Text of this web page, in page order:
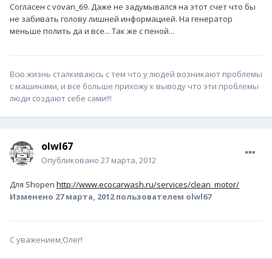
Согласен с vovan_69. Даже не задумывался на этот счет что бы
не забивать голову лишней информацией. На генератор
меньше полить да и все... Так же с пеной...
Всю жизнь сталкиваюсь с тем что у людей возникают проблемы
с машинами, и все больше прихожу к выводу что эти проблемы
люди создают себе сами!!!
olwl67
Опубликовано 27 марта, 2012
Для Shopen http://www.ecocarwash.ru/services/clean_motor/
Изменено 27 марта, 2012пользователем olwl67
С уважением,Олег!